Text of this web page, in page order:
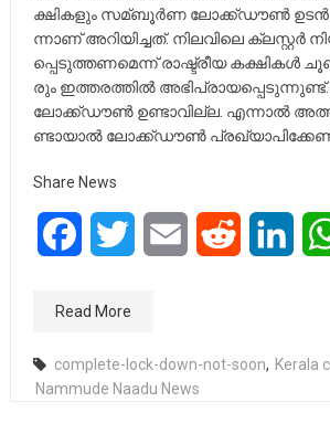
ക്ഷി​ക​ളും സ​മ്ബൂ​ര്‍​ണ ലോ​ക്ക്ഡൗ​ണ്‍
ന്നാ​ണ് അ​റി​യി​ച്ച​ത്. നി​ല​വി​ലെ ക്ല​സ്റ്റ​ര്‍
പ്പെ​ടു​ത്ത​ണ​മെ​ന്ന് രാ​ഷ്ട്രീ​യ ക​ക്ഷി​ക​ള്‍
രും ഇ​ത്ത​ര​ത്തി​ല്‍
ലോ​ക്ക്ഡൗ​ണ്‍ ഉ​ണ്ടാ​വി​ല്ല. എ​ന്നാ​ല്‍
ണ്ടാ​യാ​ല്‍ ലോ​ക്ക്ഡൗ​ണ്‍
Share News
FacebookTwitter Email Reddit
Read More
complete-lock-down-not-soon, Kerala
Nammude Naadu News